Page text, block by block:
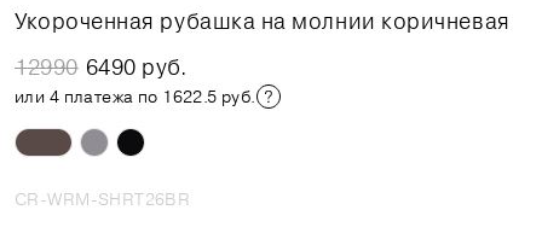
Укороченная рубашка на молнии коричневая
12990 6490 руб.
или 4 платежа по 1622.5 руб.
CR-WRM-SHRT26BR